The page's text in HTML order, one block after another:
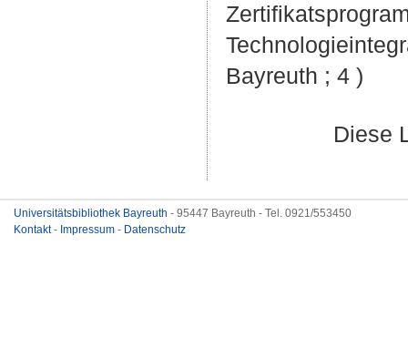
Bayreuth ; 4 )
Diese
Universitätsbibliothek Bayreuth - 95447 Bayreuth - Tel. 0921/553450
Kontakt- Impressum - Datenschutz